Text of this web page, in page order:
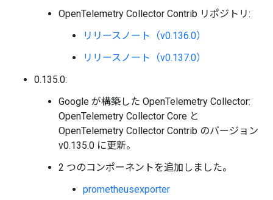
OpenTelemetry Collector Contrib リポジトリ:
リリースノート（v0.136.0）
リリースノート（v0.137.0）
0.135.0:
Google が構築した OpenTelemetry Collector:
OpenTelemetry Collector Core と
OpenTelemetry Collector Contrib のバージョン
v0.135.0 に更新。
2 つのコンポーネントを追加しました。
prometheusexporter